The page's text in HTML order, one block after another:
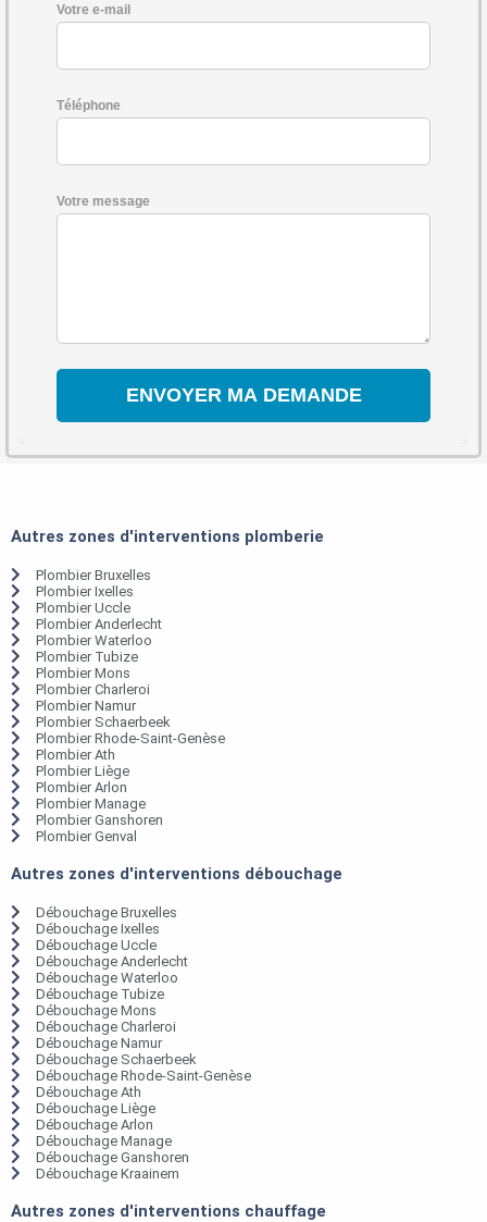
Votre e-mail
Téléphone
Votre message
Autres zones d'interventions plomberie
Plombier Bruxelles
Plombier Ixelles
Plombier Uccle
Plombier Anderlecht
Plombier Waterloo
Plombier Tubize
Plombier Mons
Plombier Charleroi
Plombier Namur
Plombier Schaerbeek
Plombier Rhode-Saint-Genèse
Plombier Ath
Plombier Liège
Plombier Arlon
Plombier Manage
Plombier Ganshoren
Plombier Genval
Autres zones d'interventions débouchage
Débouchage Bruxelles
Débouchage Ixelles
Débouchage Uccle
Débouchage Anderlecht
Débouchage Waterloo
Débouchage Tubize
Débouchage Mons
Débouchage Charleroi
Débouchage Namur
Débouchage Schaerbeek
Débouchage Rhode-Saint-Genèse
Débouchage Ath
Débouchage Liège
Débouchage Arlon
Débouchage Manage
Débouchage Ganshoren
Débouchage Kraainem
Autres zones d'interventions chauffage